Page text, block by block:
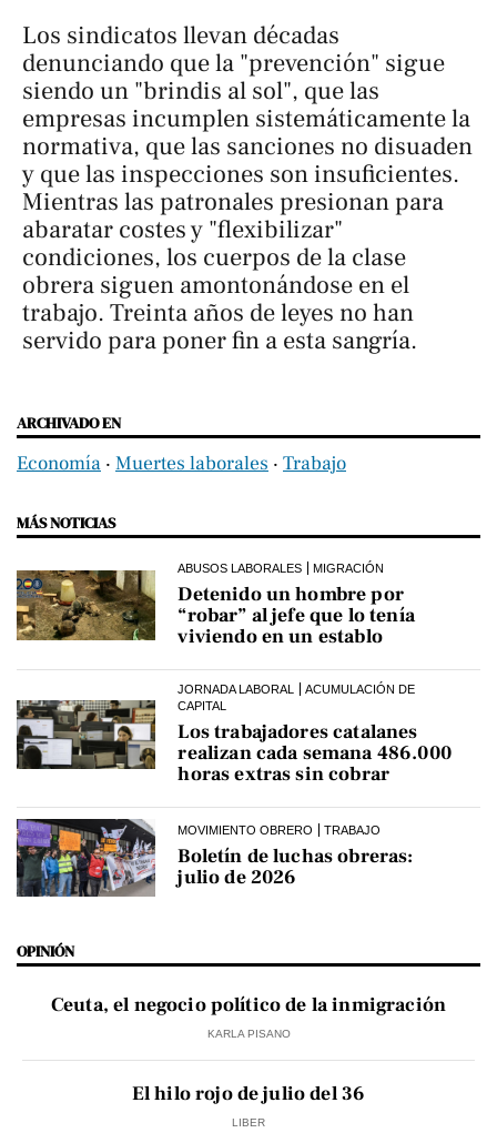
Los sindicatos llevan décadas
denunciando que la "prevención" sigue
siendo un "brindis al sol", que las
empresas incumplen sistemáticamente la
normativa, que las sanciones no disuaden
y que las inspecciones son insuficientes.
Mientras las patronales presionan para
abaratar costes y "flexibilizar"
condiciones, los cuerpos de la clase
obrera siguen amontonándose en el
trabajo. Treinta años de leyes no han
servido para poner fin a esta sangría.
ARCHIVADO EN
Economía ‧ Muertes laborales ‧ Trabajo
MÁS NOTICIAS
ABUSOS LABORALES MIGRACIÓN
Detenido un hombre por
“robar” al jefe que lo tenía
viviendo en un establo
JORNADA LABORAL
ACUMULACIÓN DE
CAPITAL
Los trabajadores catalanes
realizan cada semana 486.000
horas extras sin cobrar
MOVIMIENTO OBRERO TRABAJO
Boletín de luchas obreras:
julio de 2026
OPINIÓN
Ceuta, el negocio político de la inmigración
KARLA PISANO
El hilo rojo de julio del 36
LIBER